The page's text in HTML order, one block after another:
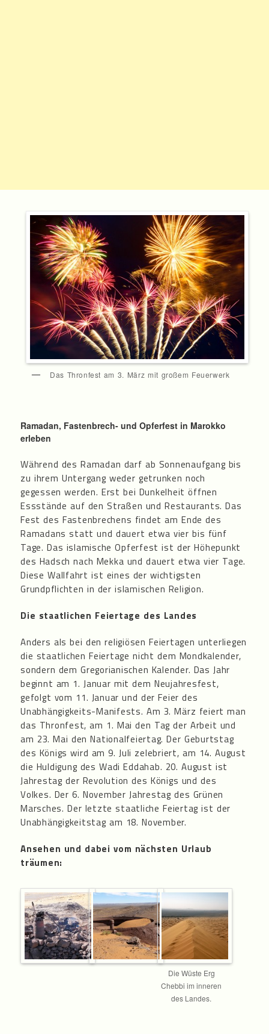
Das Thronfest am 3. März mit großem Feuerwerk
Ramadan, Fastenbrech- und Opferfest in Marokko
erleben
Während des Ramadan darf ab Sonnenaufgang bis
zu ihrem Untergang weder getrunken noch
gegessen werden. Erst bei Dunkelheit öffnen
Essstände auf den Straßen und Restaurants. Das
Fest des Fastenbrechens findet am Ende des
Ramadans statt und dauert etwa vier bis fünf
Tage. Das islamische Opferfest ist der Höhepunkt
des Hadsch nach Mekka und dauert etwa vier Tage.
Diese Wallfahrt ist eines der wichtigsten
Grundpflichten in der islamischen Religion.
Die staatlichen Feiertage des Landes
Anders als bei den religiösen Feiertagen unterliegen
die staatlichen Feiertage nicht dem Mondkalender,
sondern dem Gregorianischen Kalender. Das Jahr
beginnt am 1. Januar mit dem Neujahresfest,
gefolgt vom 11. Januar und der Feier des
Unabhängigkeits-Manifests. Am 3. März feiert man
das Thronfest, am 1. Mai den Tag der Arbeit und
am 23. Mai den Nationalfeiertag. Der Geburtstag
des Königs wird am 9. Juli zelebriert, am 14. August
die Huldigung des Wadi Eddahab. 20. August ist
Jahrestag der Revolution des Königs und des
Volkes. Der 6. November Jahrestag des Grünen
Marsches. Der letzte staatliche Feiertag ist der
Unabhängigkeitstag am 18. November.
Ansehen und dabei vom nächsten Urlaub
träumen:
Die Wüste Erg
Chebbi im inneren
des Landes.